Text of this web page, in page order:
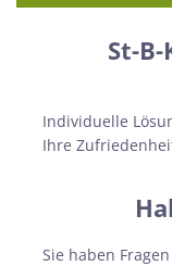
St-
Individuelle
Ihre
Sie haben